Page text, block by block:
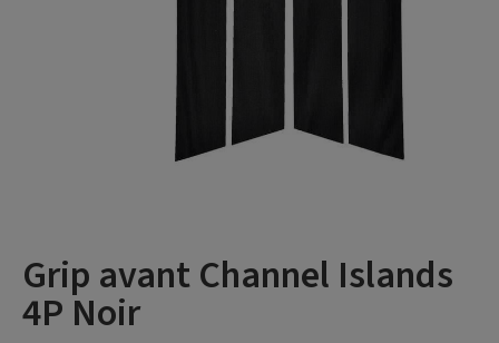
Grip avant Channel Islands
4P Noir